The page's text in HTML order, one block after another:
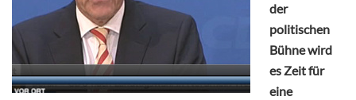
der
politischen
Bühne wird
es Zeit für
eine